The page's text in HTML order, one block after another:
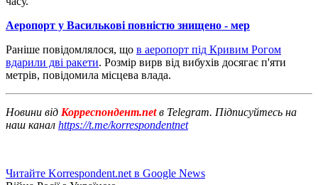
Аеропорт у Василькові повністю знищено - мер
Раніше повідомлялося, що в аеропорт під Кривим Рогом
вдарили дві ракети. Розмір вирв від вибухів досягає п'яти
метрів, повідомила місцева влада.
Новини від Корреспондент.netв Telegram. Підписуйтесь на
наш канал https://t.me/korrespondentnet
Читайте Korrespondent.net в Google News